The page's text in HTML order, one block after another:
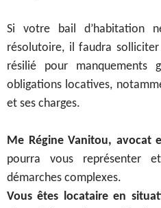
Si votre bail d’habitation
résolutoire, il faudra
résilié pour manquements
obligations locatives,
et ses charges.
Me Régine Vanitou, avocat
pourra vous représenter
démarches complexes.
Vous êtes locataire en